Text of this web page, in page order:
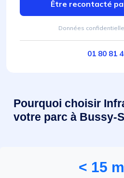
Être recontacté
Données
01 80 81
Pourquoi choisir
votre parc à Bussy-
< 15